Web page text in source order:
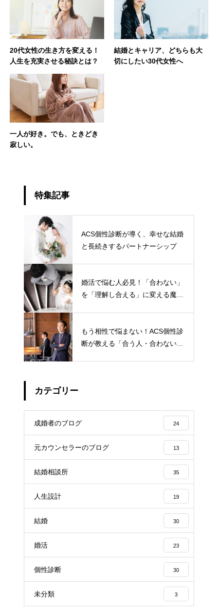
20代女性の生き方を変える！
人生を充実させる秘訣とは？
結婚とキャリア、どちらも大
切にしたい30代女性へ
一人が好き。でも、ときどき
寂しい。
特集記事
ACS個性診断が導く、幸せな結婚
と長続きするパートナーシップ
婚活で悩む人必見！「合わない」
を「理解し合える」に変える魔法
もう相性で悩まない！ACS個性診
断が教える「合う人・合わない
カテゴリー
成婚者のブログ 24
元カウンセラーのブログ 13
結婚相談所 35
人生設計 19
結婚 30
婚活 23
個性診断 30
未分類 3